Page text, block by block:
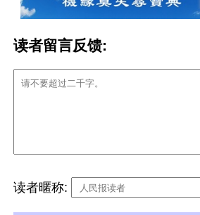
读者留言反馈:
读者暱称: